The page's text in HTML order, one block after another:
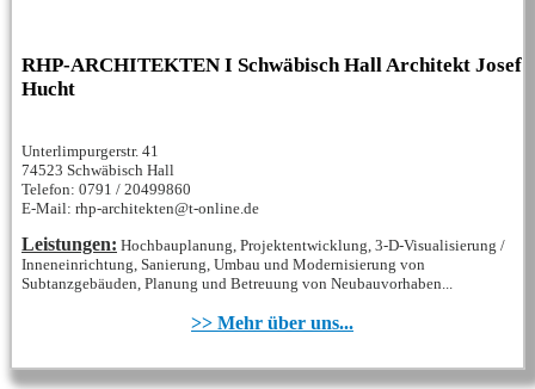
RHP-ARCHITEKTEN I Schwäbisch Hall Architekt Josef
Hucht
Unterlimpurgerstr. 41
74523 Schwäbisch Hall
Telefon: 0791 / 20499860
E-Mail: rhp-architekten@t-online.de
Leistungen: Hochbauplanung, Projektentwicklung, 3-D-Visualisierung /
Inneneinrichtung, Sanierung, Umbau und Modernisierung von
Subtanzgebäuden, Planung und Betreuung von Neubauvorhaben...
>> Mehr über uns...